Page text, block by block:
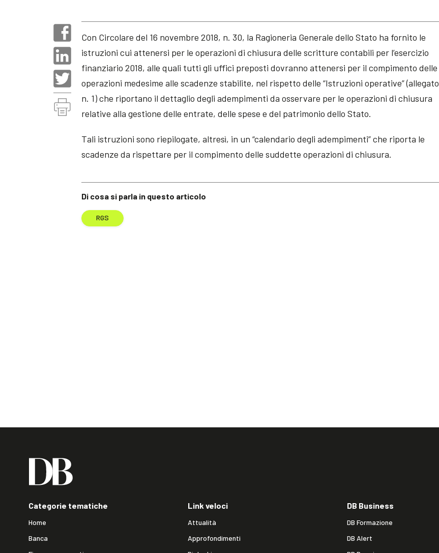
Di cosa si parla in questo articolo
RGS
Con Circolare del 16 novembre 2018, n. 30, la Ragioneria Generale dello Stato ha fornito le
istruzioni cui attenersi per le operazioni di chiusura delle scritture contabili per l’esercizio
finanziario 2018, alle quali tutti gli uffici preposti dovranno attenersi per il compimento delle
operazioni medesime alle scadenze stabilite, nel rispetto delle “Istruzioni operative” (allegato
n. 1) che riportano il dettaglio degli adempimenti da osservare per le operazioni di chiusura
relative alla gestione delle entrate, delle spese e del patrimonio dello Stato.
Tali istruzioni sono riepilogate, altresì, in un “calendario degli adempimenti” che riporta le
scadenze da rispettare per il compimento delle suddette operazioni di chiusura.
Categorie tematiche
Home
Banca
Link veloci
Attualità
Approfondimenti
DB Business
DB Formazione
DB Alert